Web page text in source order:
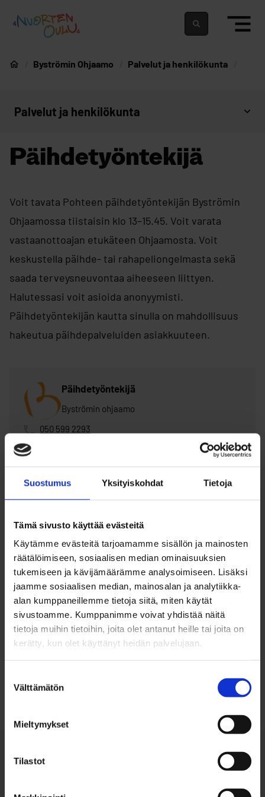
Suostumus Yksityiskohdat Tietoja
Tämä sivusto käyttää evästeitä
Käytämme evästeitä tarjoamamme sisällön ja mainosten
räätälöimiseen, sosiaalisen median ominaisuuksien
tukemiseen ja kävijämäärämme analysoimiseen. Lisäksi
jaamme sosiaalisen median, mainosalan ja analytiikka-
alan kumppaneillemme tietoja siitä, miten käytät
sivustoamme. Kumppanimme voivat yhdistää näitä
tietoja muihin tietoihin, joita olet antanut heille tai joita on
kerätty, kun olet käyttänyt heidän palvelujaan.
valinta
Välttämätön
Mieltymykset
Tilastot
Nuortenoulu.fi etusivu
Nuorten Oulu
Byströmin Ohjaamo Palvelut ja henkilökunta
Avaa sivujen valikko
Palvelut ja henkilökunta
Päihdetyöntekijä
Voit tavata Pohteen päihdetyöntekijän Byströmin
Ohjaamossa tiistaisin klo 13–15.45. Voit varata
vastaanottoajan etukäteen Ohjaamosta. Voit
keskustella päihde- tai rahapeliongelmasta sekä
saada terveysneuvontaa aiheeseen liittyen.
Halutessasi voit asioida anonyymisti.
Päihdetyöntekijän kautta sinulla on mahdollisuus
hakeutua päihdepalveluiden asiakkuuteen.
Päihdetyöntekijä
Byströmin ohjaamo
050 599 2293